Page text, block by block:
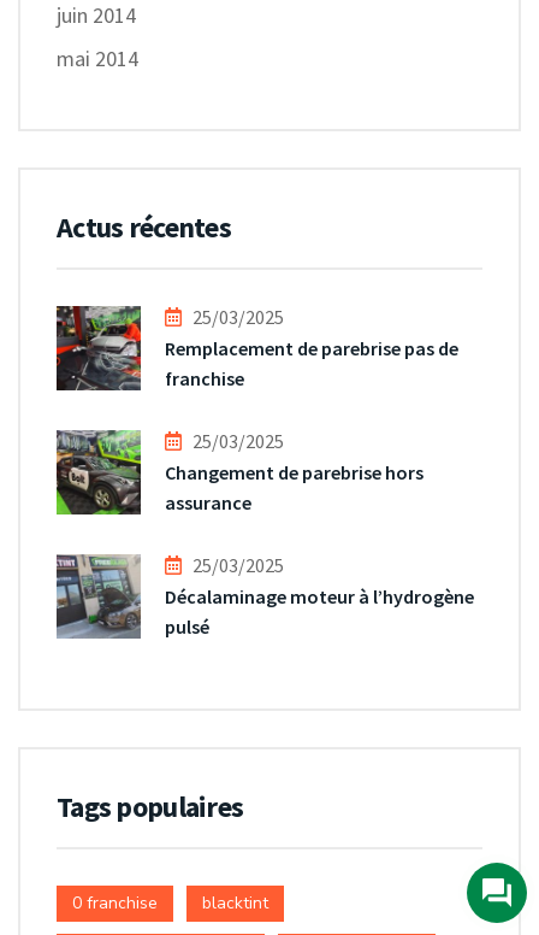
juin 2014
mai 2014
Actus récentes
25/03/2025
Remplacement de parebrise pas de
franchise
25/03/2025
Changement de parebrise hors
assurance
25/03/2025
Décalaminage moteur à l’hydrogène
pulsé
Tags populaires
0 franchise blacktint